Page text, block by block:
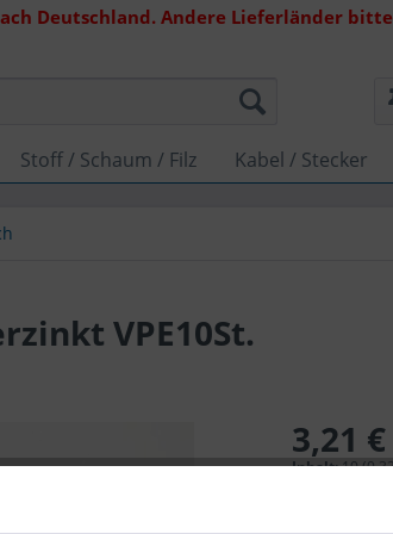
Deutschland. Andere Lieferländer
Stoff / Schaum / Filz Kabel / Stecker
VPE10St.
3,21
Inhalt:10
Lieferzeit